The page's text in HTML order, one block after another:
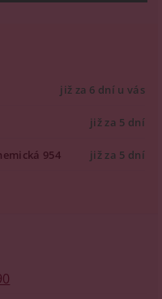
již za 6 dní u vás
již za 5 dní
954 již za 5 dní